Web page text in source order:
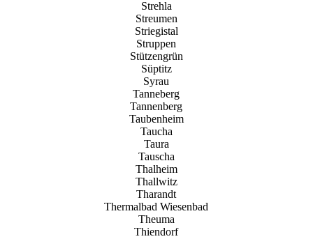
Strehla
Streumen
Striegistal
Struppen
Stützengrün
Süptitz
Syrau
Tanneberg
Tannenberg
Taubenheim
Taucha
Taura
Tauscha
Thalheim
Thallwitz
Tharandt
Thermalbad Wiesenbad
Theuma
Thiendorf